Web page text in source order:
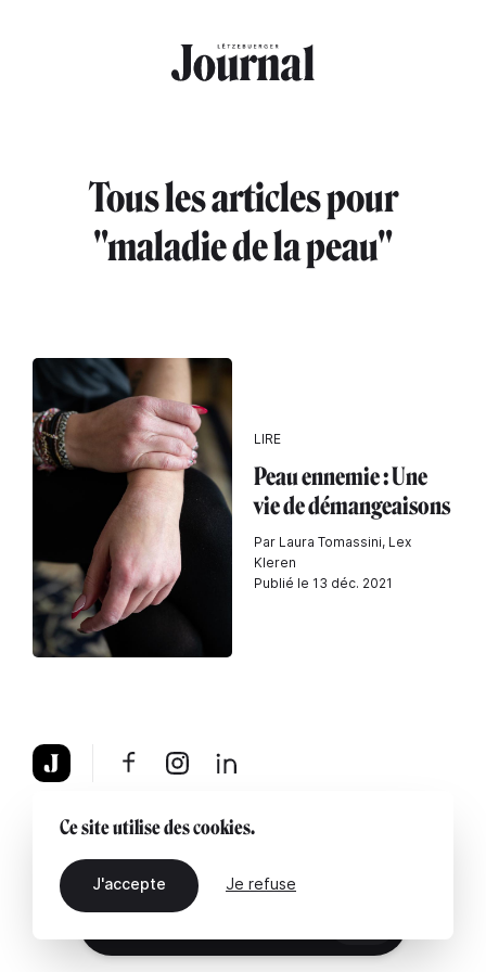
Tous les articles pour
"maladie de la peau"
LIRE
Peau ennemie : Une
vie de démangeaisons
Par Laura Tomassini, Lex
Kleren
Publié le 13 déc. 2021
À propos Mentions légales Contactez-nous
Ce site utilise des cookies.
J'accepte Je refuse